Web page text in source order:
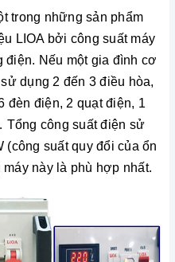
trong những sản phẩm
LIOA bởi công suất máy
Nếu một gia đình cơ
dụng 2 đến 3 điều hòa,
đèn điện, 2 quạt điện, 1
Tổng công suất điện sử
suất quy đổi của ổn
này là phù hợp nhất.